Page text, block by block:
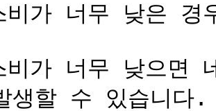
비가 너무 낮은 경
가 너무 낮으면
생할 수 있습니다